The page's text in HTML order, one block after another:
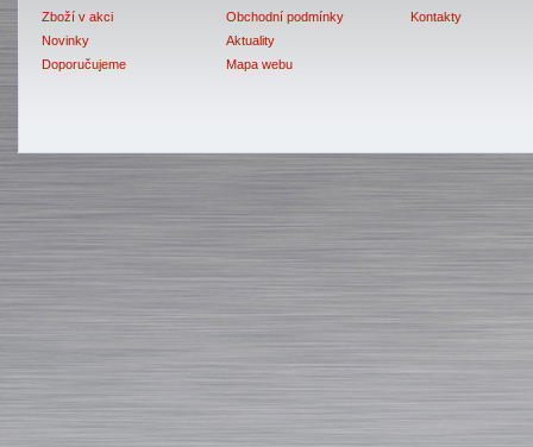
Zboží v akci
Novinky
Doporučujeme
Obchodní podmínky
Aktuality
Mapa webu
Kontakty